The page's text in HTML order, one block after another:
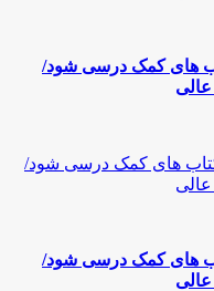
های کمک درسی شود/
های کمک درسی شود/